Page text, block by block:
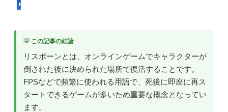
FPS用語
💡 この記事の結論
リスポーンとは、オンラインゲームでキャラクターが
倒された後に決められた場所で復活することです。
FPSなどで頻繁に使われる用語で、死後に即座に再ス
タートできるゲームが多いため重要な概念となってい
ます。